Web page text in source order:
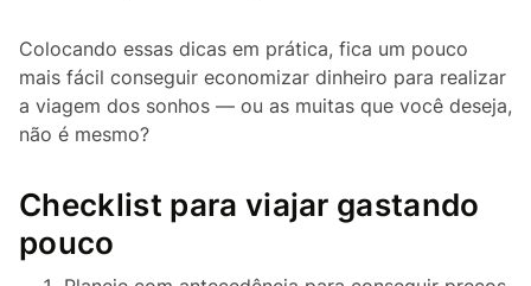
Colocando essas dicas em prática, fica um pouco
mais fácil conseguir economizar dinheiro para realizar
a viagem dos sonhos — ou as muitas que você deseja,
não é mesmo?
Checklist para viajar gastando
pouco